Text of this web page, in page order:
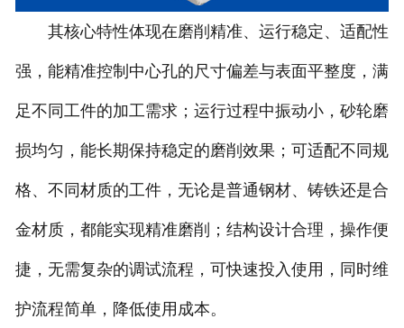
其核心特性体现在磨削精准、运行稳定、适配性
强，能精准控制中心孔的尺寸偏差与表面平整度，满
足不同工件的加工需求；运行过程中振动小，砂轮磨
损均匀，能长期保持稳定的磨削效果；可适配不同规
格、不同材质的工件，无论是普通钢材、铸铁还是合
金材质，都能实现精准磨削；结构设计合理，操作便
捷，无需复杂的调试流程，可快速投入使用，同时维
护流程简单，降低使用成本。